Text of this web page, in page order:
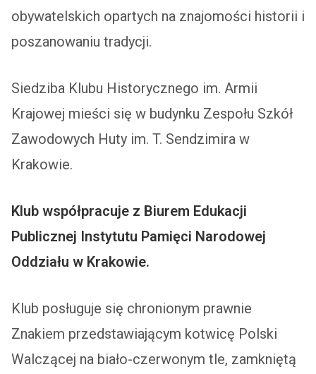
obywatelskich opartych na znajomości historii i
poszanowaniu tradycji.
Siedziba Klubu Historycznego im. Armii
Krajowej mieści się w budynku Zespołu Szkół
Zawodowych Huty im. T. Sendzimira w
Krakowie.
Klub współpracuje z Biurem Edukacji
Publicznej Instytutu Pamięci Narodowej
Oddziału w Krakowie.
Klub posługuje się chronionym prawnie
Znakiem przedstawiającym kotwicę Polski
Walczącej na biało-czerwonym tle, zamkniętą